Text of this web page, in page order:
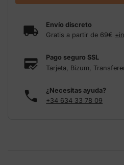
Envío discreto
Gratis a partir de 69€
Pago seguro SSL
Tarjeta, Bizum,
¿Necesitas ayuda?
+34 634 33 78 09